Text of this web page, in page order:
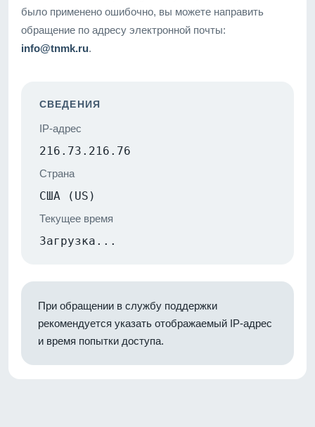
было применено ошибочно, вы можете направить
обращение по адресу электронной почты:
info@tnmk.ru.
СВЕДЕНИЯ
IP-адрес
216.73.216.76
Страна
США (US)
Текущее время
Загрузка...
При обращении в службу поддержки
рекомендуется указать отображаемый IP-адрес
и время попытки доступа.